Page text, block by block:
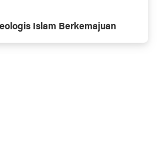
Islam Berkemajuan